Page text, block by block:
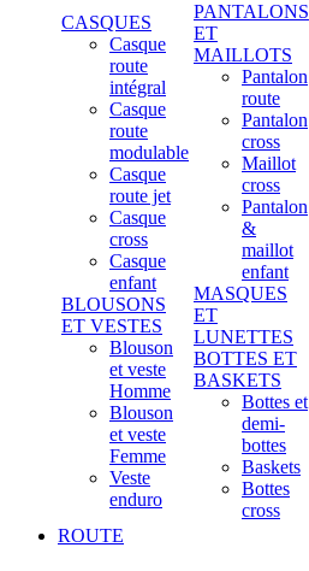
CASQUES
Casque
route
intégral
Casque
route
modulable
Casque
route jet
Casque
cross
Casque
enfant
BLOUSONS
ET VESTES
Blouson
et veste
Homme
Blouson
et veste
Femme
Veste
enduro
PANTALONS
ET
MAILLOTS
Pantalon
route
Pantalon
cross
Maillot
cross
Pantalon
&
maillot
enfant
MASQUES
ET
LUNETTES
BOTTES ET
BASKETS
Bottes et
demi-
bottes
Baskets
Bottes
cross
ROUTE